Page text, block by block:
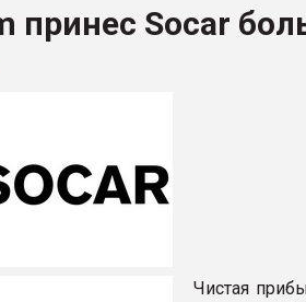
Продажа,
принес Socar
Чистая